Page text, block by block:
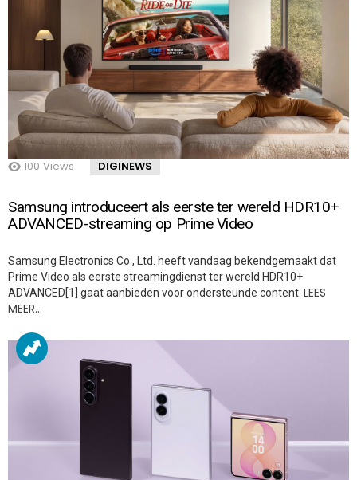
100 Views DIGINEWS
Samsung introduceert als eerste ter wereld HDR10+
ADVANCED-streaming op Prime Video
Samsung Electronics Co., Ltd. heeft vandaag bekendgemaakt dat
Prime Video als eerste streamingdienst ter wereld HDR10+
ADVANCED[1] gaat aanbieden voor ondersteunde content. LEES
MEER…